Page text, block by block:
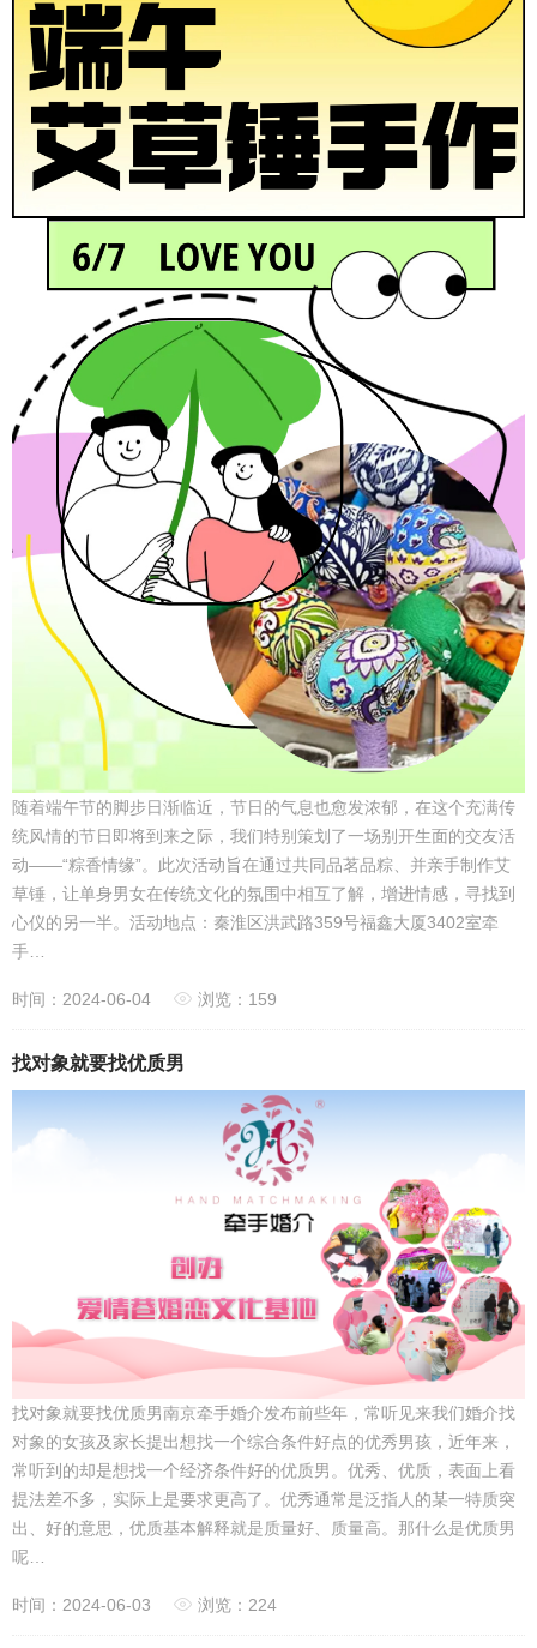
随着端午节的脚步日渐临近，节日的气息也愈发浓郁，在这个充满传
统风情的节日即将到来之际，我们特别策划了一场别开生面的交友活
动——“粽香情缘”。此次活动旨在通过共同品茗品粽、并亲手制作艾
草锤，让单身男女在传统文化的氛围中相互了解，增进情感，寻找到
心仪的另一半。活动地点：秦淮区洪武路359号福鑫大厦3402室牵
手…
时间：2024-06-04 浏览：159
找对象就要找优质男
找对象就要找优质男南京牵手婚介发布前些年，常听见来我们婚介找
对象的女孩及家长提出想找一个综合条件好点的优秀男孩，近年来，
常听到的却是想找一个经济条件好的优质男。优秀、优质，表面上看
提法差不多，实际上是要求更高了。优秀通常是泛指人的某一特质突
出、好的意思，优质基本解释就是质量好、质量高。那什么是优质男
呢…
时间：2024-06-03 浏览：224